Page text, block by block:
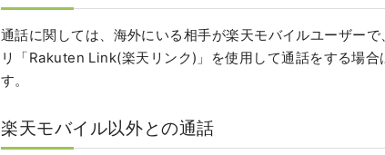
通話に関しては、海外にいる相手が楽天モバイルユーザー
リ「Rakuten Link(楽天リンク)」を使用して通話をする場合
す。
楽天モバイル以外との通話